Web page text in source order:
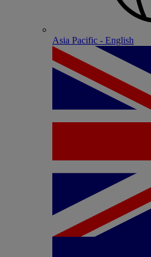
Asia Pacific - English